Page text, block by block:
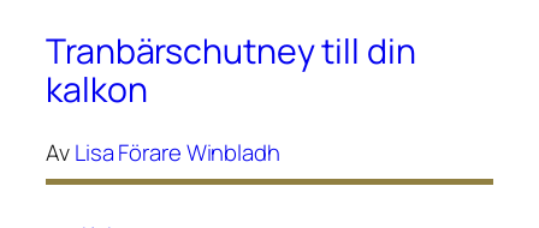
Tranbärschutney till din
kalkon
AvLisa Förare Winbladh